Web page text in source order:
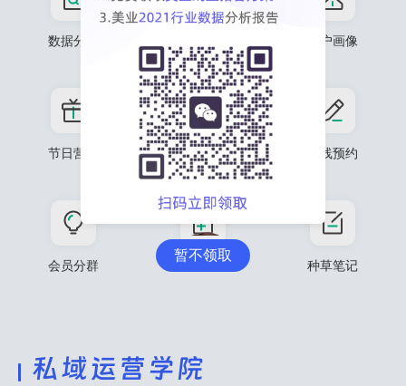
数据分析 用户画像
节日营销 可视化装修 在线预约
会员分群 会员导入 种草笔记
私域运营学院
暂不领取